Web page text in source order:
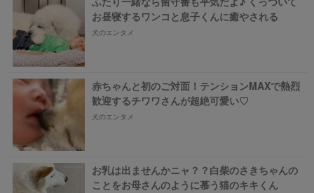
お昼寝するワンコと息子くんに癒やされる
犬のエンタメ
赤ちゃんと初のご対面！テンションMAXで熱烈
歓迎するチワワさんが超絶可愛い♡
犬のエンタメ
お乳は出ませんかニャ？？白柴のさきちゃんの
ことをお母さんのように慕う猫のキキくん